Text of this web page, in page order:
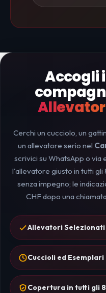
Accogli
Cerchi un cucciolo, un
un allevatore serio nel
scrivici su WhatsApp o via
l'allevatore giusto in tutti
senza impegno; le
CHF dopo una
Allevatori Selezionati
Cuccioli ed
Copertura in tutti gli